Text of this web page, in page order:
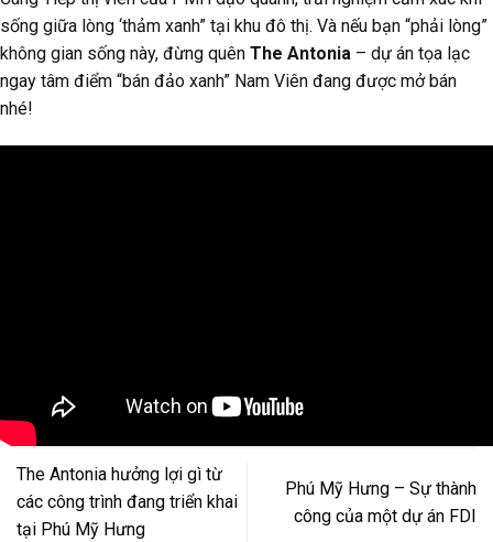
sống giữa lòng ‘thảm xanh” tại khu đô thị. Và nếu bạn “phải lòng”
không gian sống này, đừng quên The Antonia – dự án tọa lạc
ngay tâm điểm “bán đảo xanh” Nam Viên đang được mở bán
nhé!
The Antonia hưởng lợi gì từ
các công trình đang triển khai
tại Phú Mỹ Hưng
Phú Mỹ Hưng – Sự thành
công của một dự án FDI